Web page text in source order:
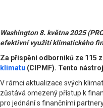
Washington 8. května 2025
efektivní využití klimatického
Za přispění odborníků ze 115
klimatu (CIPMF). Tento
V rámci aktualizace svých
zůstává omezený přístup k
pro jednání s finančními